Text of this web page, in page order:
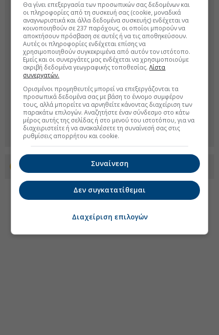
Προσθέστε το euro2day.gr στο Discover
Θα γίνει επεξεργασία των προσωπικών σας δεδομένων και
οι πληροφορίες από τη συσκευή σας (cookie, μοναδικά
αναγνωριστικά και άλλα δεδομένα συσκευής) ενδέχεται να
κοινοποιηθούν σε 237 παρόχους, οι οποίοι μπορούν να
αποκτήσουν πρόσβαση σε αυτές ή να τις αποθηκεύσουν.
Αυτές οι πληροφορίες ενδέχεται επίσης να
χρησιμοποιηθούν συγκεκριμένα από αυτόν τον ιστότοπο.
Εμείς και οι συνεργάτες μας ενδέχεται να χρησιμοποιούμε
ακριβή δεδομένα γεωγραφικής τοποθεσίας.Λίστα
συνεργατών.
Ορισμένοι προμηθευτές μπορεί να επεξεργάζονται τα
προσωπικά δεδομένα σας με βάση το έννομο συμφέρον
τους, αλλά μπορείτε να αρνηθείτε κάνοντας διαχείριση των
παρακάτω επιλογών. Αναζητήστε έναν σύνδεσμο στο κάτω
μέρος αυτής της σελίδας ή στο μενού του ιστοτόπου, για να
διαχειριστείτε ή να ανακαλέσετε τη συναίνεσή σας στις
ρυθμίσεις απορρήτου και cookie.
Συναίνεση
Δεν συγκατατίθεμαι
Διαχείριση επιλογών